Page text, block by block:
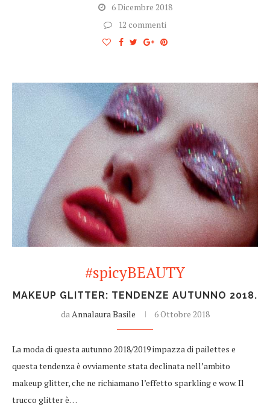
6 Dicembre 2018
12 commenti
#spicyBEAUTY
MAKEUP GLITTER: TENDENZE AUTUNNO 2018.
daAnnalaura Basile 6 Ottobre 2018
La moda di questa autunno 2018/2019 impazza di pailettes e
questa tendenza è ovviamente stata declinata nell’ambito
makeup glitter, che ne richiamano l’effetto sparkling e wow. Il
trucco glitter è…